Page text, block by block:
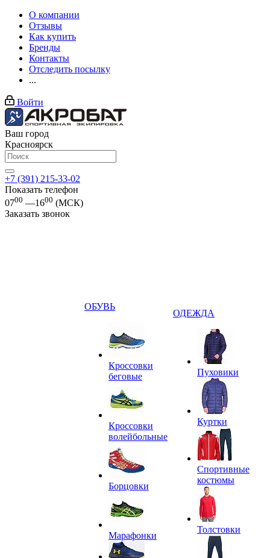
О компании
Отзывы
Как купить
Бренды
Контакты
Отследить посылку
...
Войти
Ваш город
Красноярск
+7 (391) 215-33-02
Показать телефон
0700 —1600 (МСК)
Заказать звонок
ОБУВЬ
Кроссовки
беговые
Кроссовки
волейбольные
Борцовки
Марафонки
ОДЕЖДА
Пуховики
Куртки
Спортивные
костюмы
Толстовки